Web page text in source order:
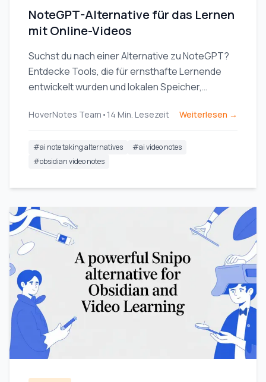
NoteGPT-Alternative für das Lernen
mit Online-Videos
Suchst du nach einer Alternative zu NoteGPT?
Entdecke Tools, die für ernsthafte Lernende
entwickelt wurden und lokalen Speicher,
Kontextunterstützung aus Videos bieten.
HoverNotes Team • 14 Min. Lesezeit Weiterlesen →
#ai note taking alternatives #ai video notes
#obsidian video notes